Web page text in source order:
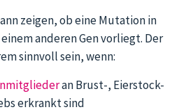
zeigen, ob eine Mutation in
anderen Gen vorliegt. Der
sinnvoll sein, wenn:
an Brust-, Eierstock-
erkrankt sind